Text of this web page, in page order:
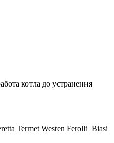
котла до устранения
Termet Westen Ferolli Biasi